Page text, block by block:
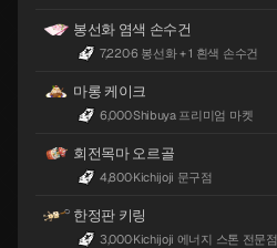
봉선화 염색 손수건
7,220·6 봉선화 + 1 흰색 손수건
마롱 케이크
6,000·Shibuya 프리미엄 마켓
회전목마 오르골
4,800·Kichijoji 문구점
한정판 키링
3,000·Kichijoji 에너지 스톤 전문점